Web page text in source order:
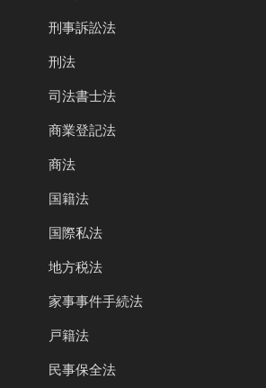
刑事訴訟法
刑法
司法書士法
商業登記法
商法
国籍法
国際私法
地方税法
家事事件手続法
戸籍法
民事保全法